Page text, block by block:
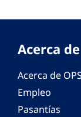
Acerca de
Acerca de
Empleo
Pasantías